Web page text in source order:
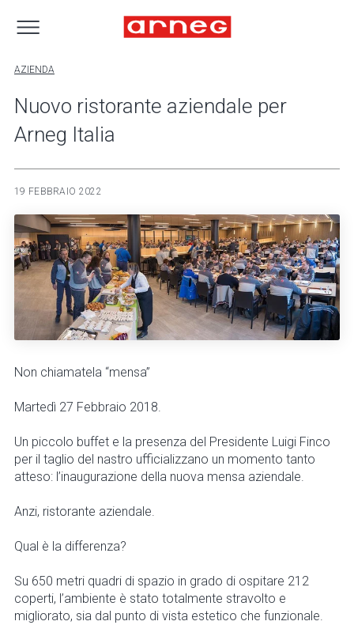
AZIENDA
Nuovo ristorante aziendale per
Arneg Italia
19 FEBBRAIO 2022
Non chiamatela “mensa”
Martedì 27 Febbraio 2018.
Un piccolo buffet e la presenza del Presidente Luigi Finco
per il taglio del nastro ufficializzano un momento tanto
atteso: l’inaugurazione della nuova mensa aziendale.
Anzi, ristorante aziendale.
Qual è la differenza?
Su 650 metri quadri di spazio in grado di ospitare 212
coperti, l’ambiente è stato totalmente stravolto e
migliorato, sia dal punto di vista estetico che funzionale.